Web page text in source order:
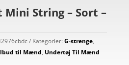
Mini String – Sort –
Kategorier: G-strenge,
til Mænd, Undertøj Til Mænd